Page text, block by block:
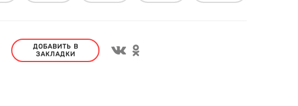
ДОБАВИТЬ В
ЗАКЛАДКИ